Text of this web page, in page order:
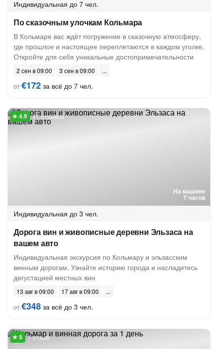
Индивидуальная до 7 чел.
По сказочным улочкам Кольмара
В Кольмаре вас ждёт погружение в сказочную атмосферу,
где прошлое и настоящее переплетаются в каждом уголке.
Откройте для себя уникальные достопримечательности
2 сен в 09:00
3 сен в 09:00
от€172 за всё до 7 чел.
На машине
7 часов
11 отзывов
Индивидуальная до 3 чел.
Дорога вин и живописные деревни Эльзаса на
вашем авто
Индивидуальная экскурсия по Кольмару и эльзасским
винным дорогам. Узнайте историю города и насладитесь
дегустацией местных вин
13 авг в 09:00
17 авг в 09:00
от€348 за всё до 3 чел.
1 отзыв